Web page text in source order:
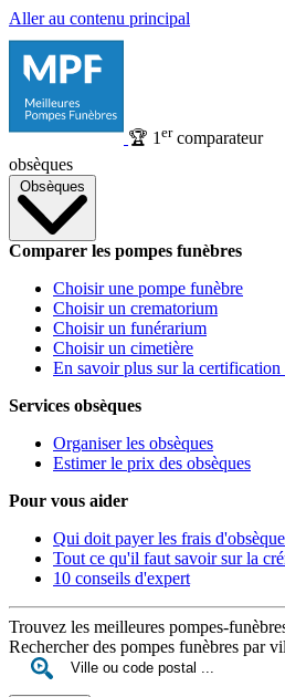
Aller au contenu principal
🏆 1 ercomparateur
obsèques
Obsèques
Comparer les pompes funèbres
Choisir une pompe funèbre
Choisir un crematorium
Choisir un funérarium
Choisir un cimetière
En savoir plus sur la
Services obsèques
Organiser les obsèques
Estimer le prix des obsèques
Pour vous aider
Qui doit payer les frais
Tout ce qu'il faut savoir sur la
10 conseils d'expert
Trouvez les meilleures pompes-
Rechercher des pompes funèbres par